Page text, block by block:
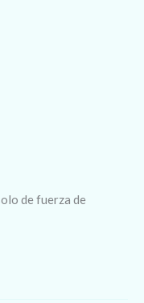
de fuerza de